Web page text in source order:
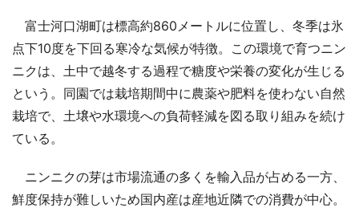
富士河口湖町は標高約860メートルに位置し、冬季は氷
点下10度を下回る寒冷な気候が特徴。この環境で育つニン
ニクは、土中で越冬する過程で糖度や栄養の変化が生じる
という。同園では栽培期間中に農薬や肥料を使わない自然
栽培で、土壌や水環境への負荷軽減を図る取り組みを続け
ている。
ニンニクの芽は市場流通の多くを輸入品が占める一方、
鮮度保持が難しいため国内産は産地近隣での消費が中心。